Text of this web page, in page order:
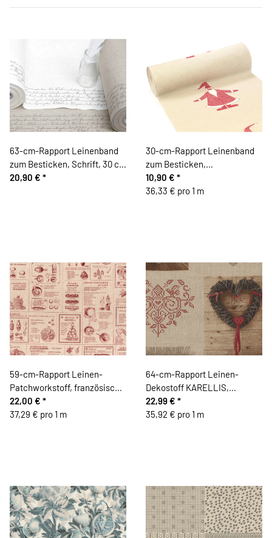
63-cm-Rapport Leinenband
zum Besticken, Schrift, 30 cm
breit, 2 Farben, Vaupel &
20,90 € *
30-cm-Rapport Leinenband
zum Besticken,
Weihnachtsmann mit
Zipfelmütze, 35 cm breit,
10,90 € *
36,33 € pro 1 m
59-cm-Rapport Leinen-
Patchworkstoff, französische
Backrezepte, weinrot, Yuwa
Live
22,00 € *
37,29 € pro 1 m
64-cm-Rapport Leinen-
Dekostoff KARELLIS,
Landhaus-Deko-Herzen,
dunkelrot-natur dunkel
22,99 € *
35,92 € pro 1 m